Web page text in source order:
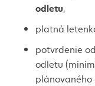
odletu,
platná
potvrdenie
odletu